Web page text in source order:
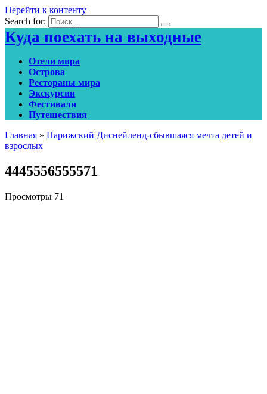
Перейти к контенту
Search for:
Куда поехать на выходные
Отели мира
Острова
Рестораны мира
Экскурсии
Фестивали
Путешествия
Главная » Парижский Диснейленд-сбывшаяся мечта детей и
взрослых
4445556555571
Просмотры 71